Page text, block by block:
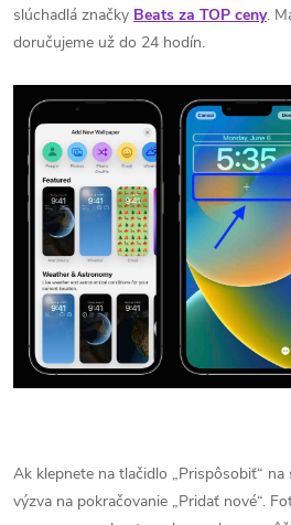
slúchadlá značky Beats za TOP ceny.
doručujeme už do 24 hodín.
Ak klepnete na tlačidlo „Prispôsobiť“
výzva na pokračovanie „Pridať nové“.